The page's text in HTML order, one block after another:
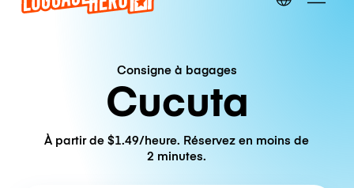
Consigne à bagages
Cucuta
À partir de $1.49/heure. Réservez en moins de
2 minutes.